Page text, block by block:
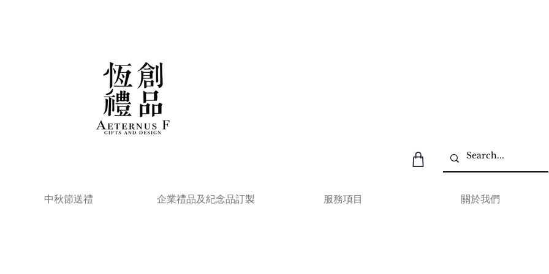
中秋節送禮 企業禮品及紀念品訂製 服務項目 關於我們